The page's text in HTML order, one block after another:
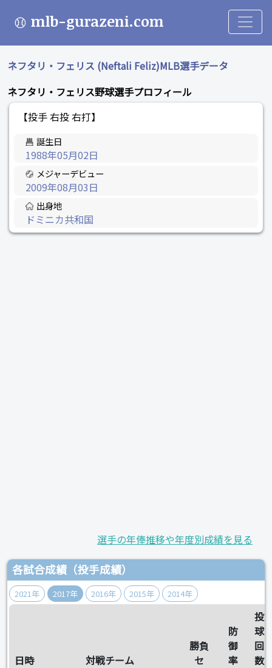
mlb-gurazeni.com
ネフタリ・フェリス (Neftali Feliz)MLB選手データ
ネフタリ・フェリス野球選手プロフィール
【投手 右投 右打】
誕生日
1988年05月02日
メジャーデビュー
2009年08月03日
出身地
ドミニカ共和国
選手の年俸推移や年度別成績を見る
各試合成績（投手成績）
2021年 2017年 2016年 2015年 2014年
日時 対戦チーム
勝負
セ
防
御
率
投
球
回
数